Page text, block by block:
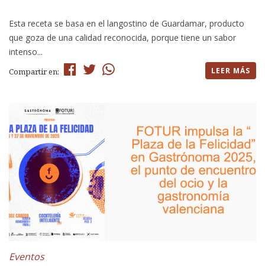
Esta receta se basa en el langostino de Guardamar, producto
que goza de una calidad reconocida, porque tiene un sabor
intenso...
Compartir en: LEER MÁS
Eventos